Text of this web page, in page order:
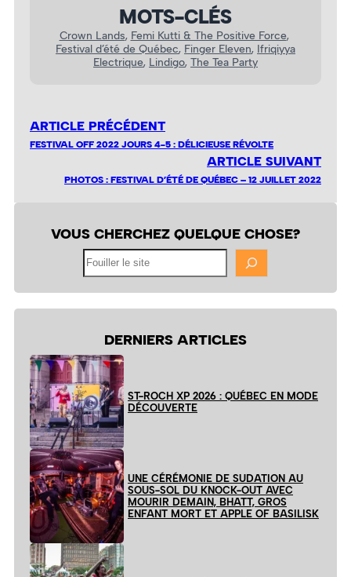
MOTS-CLÉS
Crown Lands, Femi Kutti & The Positive Force,
Festival d’été de Québec, Finger Eleven, Ifriqiyya
Electrique, Lindigo, The Tea Party
ARTICLE PRÉCÉDENT
FESTIVAL OFF 2022 JOURS 4-5 : DÉLICIEUSE RÉVOLTE
ARTICLE SUIVANT
PHOTOS : FESTIVAL D’ÉTÉ DE QUÉBEC – 12 JUILLET 2022
VOUS CHERCHEZ QUELQUE CHOSE?
DERNIERS ARTICLES
ST-ROCH XP 2026 : QUÉBEC EN MODE
DÉCOUVERTE
UNE CÉRÉMONIE DE SUDATION AU
SOUS-SOL DU KNOCK-OUT AVEC
MOURIR DEMAIN, BHATT, GROS
ENFANT MORT ET APPLE OF BASILISK